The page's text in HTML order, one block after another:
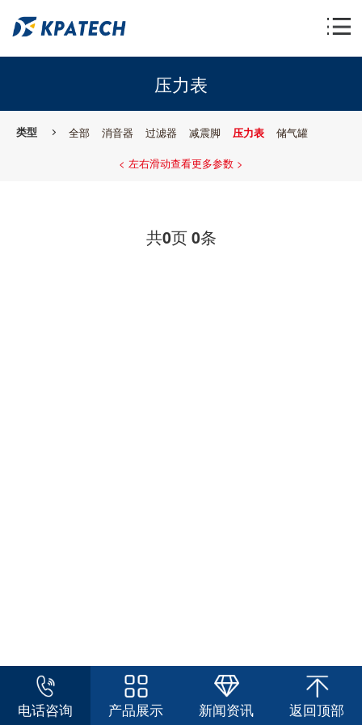
压力表
类型 全部 消音器 过滤器 减震脚 压力表
储气罐
< 左右滑动查看更多参数 >
共0页0条
电话咨询 产品展示 新闻资讯 返回顶部